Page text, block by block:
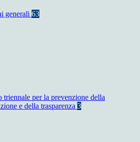
generali 63
triennale per la prevenzione della
e della trasparenza 3